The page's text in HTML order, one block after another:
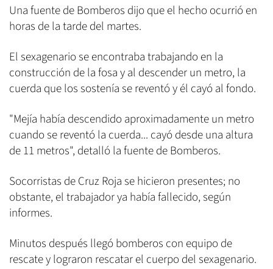
Una fuente de Bomberos dijo que el hecho ocurrió en
horas de la tarde del martes.
El sexagenario se encontraba trabajando en la
construcción de la fosa y al descender un metro, la
cuerda que los sostenía se reventó y él cayó al fondo.
"Mejía había descendido aproximadamente un metro
cuando se reventó la cuerda... cayó desde una altura
de 11 metros", detalló la fuente de Bomberos.
Socorristas de Cruz Roja se hicieron presentes; no
obstante, el trabajador ya había fallecido, según
informes.
Minutos después llegó bomberos con equipo de
rescate y lograron rescatar el cuerpo del sexagenario.